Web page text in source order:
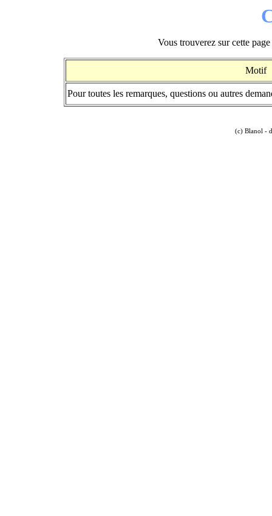
Vous trouverez sur cette
Motif
Pour toutes les remarques, questions ou autres
(c) Blanol -